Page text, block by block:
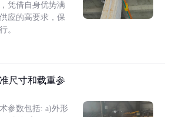
凭借自身优势满
应的高要求，保
。
尺寸和载重参
参数包括: a)外形